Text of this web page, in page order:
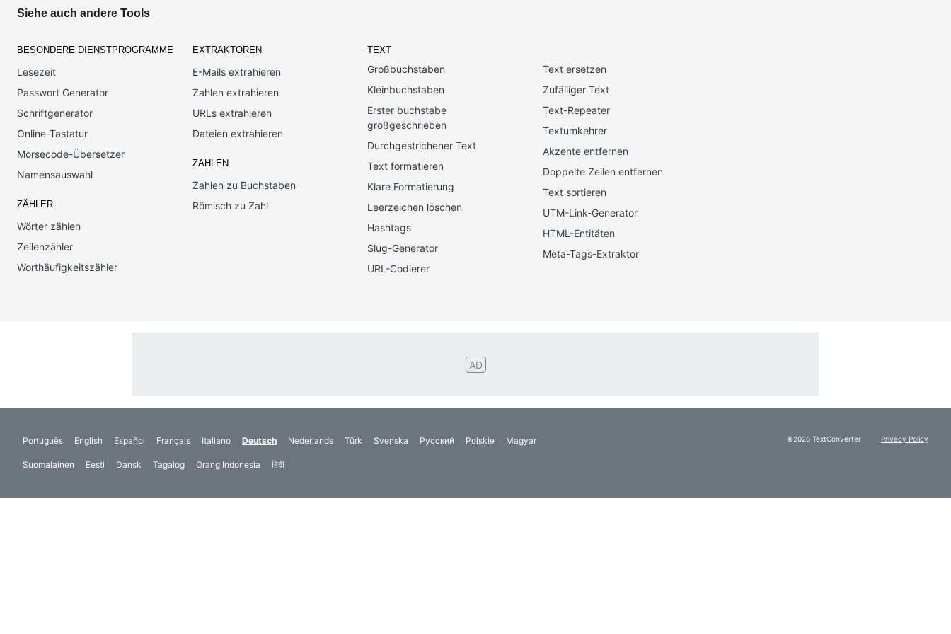
Siehe auch andere Tools
BESONDERE DIENSTPROGRAMME
Lesezeit
Passwort Generator
Schriftgenerator
Online-Tastatur
Morsecode-Übersetzer
Namensauswahl
ZÄHLER
Wörter zählen
Zeilenzähler
Worthäufigkeitszähler
EXTRAKTOREN
E-Mails extrahieren
Zahlen extrahieren
URLs extrahieren
Dateien extrahieren
ZAHLEN
Zahlen zu Buchstaben
Römisch zu Zahl
TEXT
Großbuchstaben
Kleinbuchstaben
Erster buchstabe
großgeschrieben
Durchgestrichener Text
Text formatieren
Klare Formatierung
Leerzeichen löschen
Hashtags
Slug-Generator
URL-Codierer
Text ersetzen
Zufälliger Text
Text-Repeater
Textumkehrer
Akzente entfernen
Doppelte Zeilen entfernen
Text sortieren
UTM-Link-Generator
HTML-Entitäten
Meta-Tags-Extraktor